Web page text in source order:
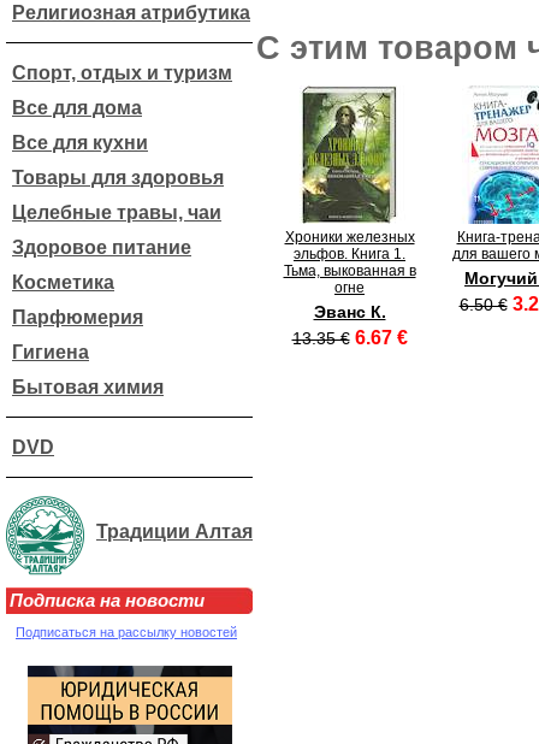
Религиозная атрибутика
Спорт, отдых и туризм
Все для дома
Все для кухни
Товары для здоровья
Целебные травы, чаи
Здоровое питание
Косметика
Парфюмерия
Гигиена
Бытовая химия
DVD
Традиции Алтая
Подписка на новости
Подписаться на рассылку новостей
С этим товаром
Хроники железных
эльфов. Книга 1.
Тьма, выкованная в
огне
Эванс К.
13.35 € 6.67 €
Книга-
для вашего
6.50 €